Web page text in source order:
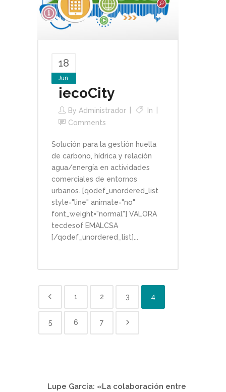
18
Jun
iecoCity
By Administrador
In
Comments
Solución para la gestión huella
de carbono, hídrica y relación
agua/energía en actividades
comerciales de entornos
urbanos. [qodef_unordered_list
style="line" animate="no"
font_weight="normal"] VALORA
tecdesof EMALCSA
[/qodef_unordered_list]...
1 2 3 4
5 6 7
Lupe García: «La colaboración entre